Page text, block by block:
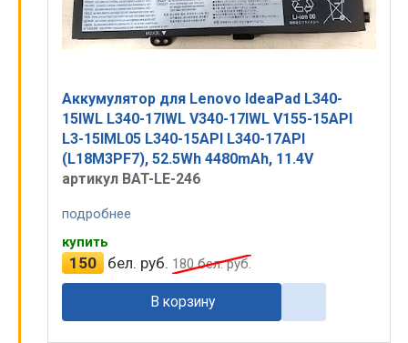
Аккумулятор для Lenovo IdeaPad L340-
15IWL L340-17IWL V340-17IWL V155-15API
L3-15IML05 L340-15API L340-17API
(L18M3PF7), 52.5Wh 4480mAh, 11.4V
артикул BAT-LE-246
подробнее
купить
150 бел. руб. 180бел. руб.
В корзину